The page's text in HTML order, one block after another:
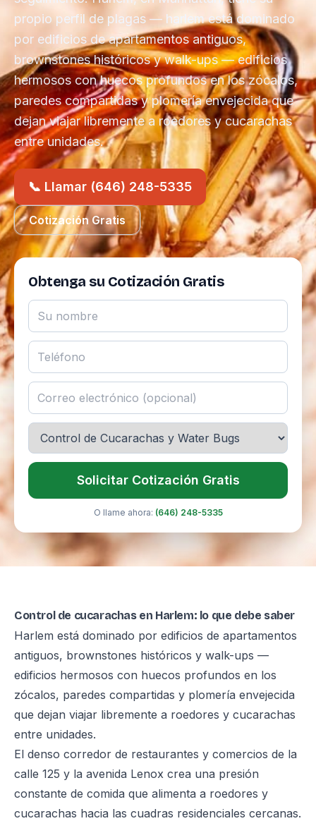
propio perfil de plagas — harlem está dominado
por edificios de apartamentos antiguos,
brownstones históricos y walk-ups — edificios
hermosos con huecos profundos en los zócalos,
paredes compartidas y plomería envejecida que
dejan viajar libremente a roedores y cucarachas
entre unidades.
📞 Llamar (646) 248-5335
Cotización Gratis
Obtenga su Cotización Gratis
Solicitar Cotización Gratis
O llame ahora: (646) 248-5335
Control de cucarachas en Harlem: lo que debe saber
Harlem está dominado por edificios de apartamentos
antiguos, brownstones históricos y walk-ups —
edificios hermosos con huecos profundos en los
zócalos, paredes compartidas y plomería envejecida
que dejan viajar libremente a roedores y cucarachas
entre unidades.
El denso corredor de restaurantes y comercios de la
calle 125 y la avenida Lenox crea una presión
constante de comida que alimenta a roedores y
cucarachas hacia las cuadras residenciales cercanas.